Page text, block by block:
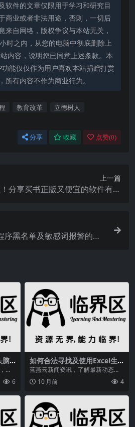
软件的文章仅限用于学习和研究目
商业或者非法用途，否则，一切后
来自网络，版权争议与本站无关，
时之内，从您的电脑中彻底删除上
内容，说明您已同意上述条款。本
能仅仅作为用户喜欢本站捐赠打赏
所有内容不作为商业行为。
教育改革
立德树人
分享 收藏 点赞(0)
上一篇
分享买书正版又便宜的软件有哪
黑名单及敏感词报警的全
脑
传
有
6
如何合法寻找及使用Excel生
产计划软件替代方案？看这里
蓝燕云新闻资讯，了解最新动态、
产品更新、行业资讯和技术分享。
10 月前 4